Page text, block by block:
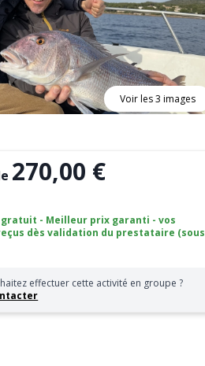
Voir les 3 images
270,00 €
gratuit - Meilleur prix garanti - vos
dès validation du prestataire (sous
effectuer cette activité en groupe ?